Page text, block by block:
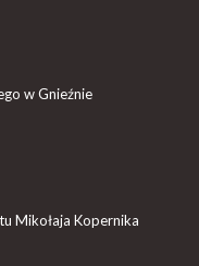
w Gnieźnie
Mikołaja Kopernika